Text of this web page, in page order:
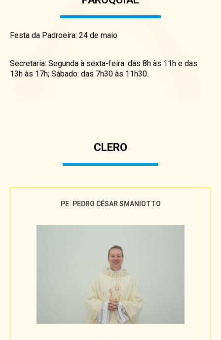
Festa da Padroeira: 24 de maio
Secretaria: Segunda à sexta-feira: das 8h às 11h e das
13h às 17h; Sábado: das 7h30 às 11h30.
CLERO
PE. PEDRO CÉSAR SMANIOTTO